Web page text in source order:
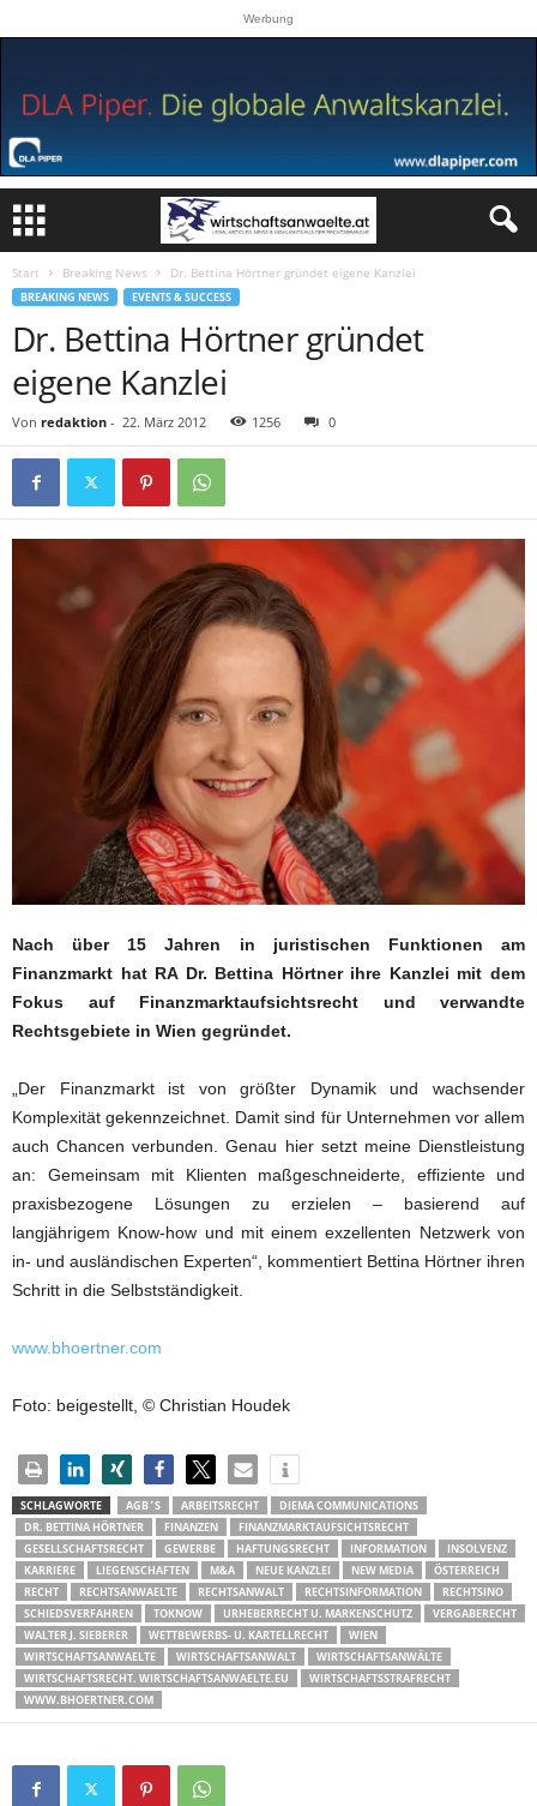
Werbung
Start Breaking News Dr. Bettina Hörtner gründet eigene Kanzlei
BREAKING NEWS EVENTS & SUCCESS
Dr. Bettina Hörtner gründet
eigene Kanzlei
Von redaktion - 22. März 2012 1256 0
Nach über 15 Jahren in juristischen Funktionen am
Finanzmarkt hat RA Dr. Bettina Hörtner ihre Kanzlei mit dem
Fokus auf Finanzmarktaufsichtsrecht und verwandte
Rechtsgebiete in Wien gegründet.
„Der Finanzmarkt ist von größter Dynamik und wachsender
Komplexität gekennzeichnet. Damit sind für Unternehmen vor allem
auch Chancen verbunden. Genau hier setzt meine Dienstleistung
an: Gemeinsam mit Klienten maßgeschneiderte, effiziente und
praxisbezogene Lösungen zu erzielen – basierend auf
langjährigem Know-how und mit einem exzellenten Netzwerk von
in- und ausländischen Experten“, kommentiert Bettina Hörtner ihren
Schritt in die Selbstständigkeit.
www.bhoertner.com
Foto: beigestellt, © Christian Houdek
SCHLAGWORTE AGB´S ARBEITSRECHT
DIEMA COMMUNICATIONS
DR. BETTINA HÖRTNER
FINANZEN
FINANZMARKTAUFSICHTSRECHT
GESELLSCHAFTSRECHT
GEWERBE HAFTUNGSRECHT INFORMATION
INSOLVENZ
KARRIERE
LIEGENSCHAFTEN M&A NEUE KANZLEI NEW MEDIA
ÖSTERREICH
RECHT
RECHTSANWAELTE RECHTSANWALT RECHTSINFORMATION
RECHTSINO
SCHIEDSVERFAHREN
TOKNOW URHEBERRECHT U. MARKENSCHUTZ
VERGABERECHT
WALTER J. SIEBERER
WETTBEWERBS- U. KARTELLRECHT
WIEN
WIRTSCHAFTSANWAELTE
WIRTSCHAFTSANWALT
WIRTSCHAFTSANWÄLTE
WIRTSCHAFTSRECHT. WIRTSCHAFTSANWAELTE.EU
WIRTSCHAFTSSTRAFRECHT
WWW.BHOERTNER.COM